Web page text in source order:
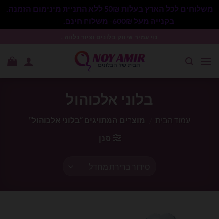
משלוחים לכל הארץ בעלות 50₪ ללא התניית מינימום הזמנה.
בקנייה מעל 600₪- משלוח חינם.
בלוני אלכוהול
עמוד הבית
מוצרים המתויגים “בלוני אלכוהול”
סנן